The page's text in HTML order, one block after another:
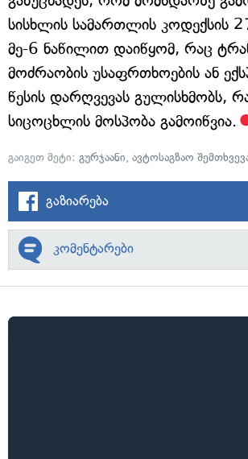
სისხლის სამართლის კოდექსის
მე-6 ნაწილით დაიწყომ, რაც
მოძრაობის უსაფრთხოების ან
წესის დარღვევას გულისხმობს,
სიცოცხლის მოსპობა გამოიწვია.
გაიგეთ მეტი: გურჯაანი, ავტოსაგზაო
გაზიარება
კომენტარები